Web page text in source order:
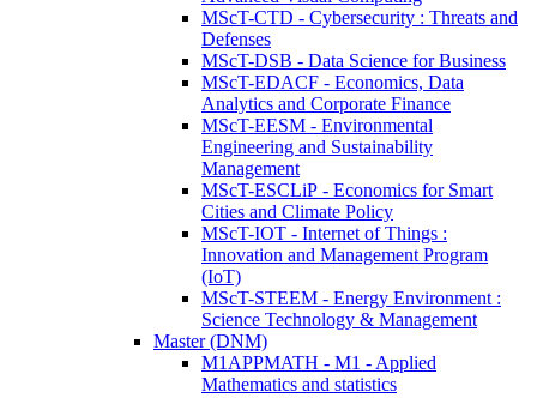
MScT-CTD - Cybersecurity : Threats and
Defenses
MScT-DSB - Data Science for Business
MScT-EDACF - Economics, Data
Analytics and Corporate Finance
MScT-EESM - Environmental
Engineering and Sustainability
Management
MScT-ESCLiP - Economics for Smart
Cities and Climate Policy
MScT-IOT - Internet of Things :
Innovation and Management Program
(IoT)
MScT-STEEM - Energy Environment :
Science Technology & Management
Master (DNM)
M1APPMATH - M1 - Applied
Mathematics and statistics